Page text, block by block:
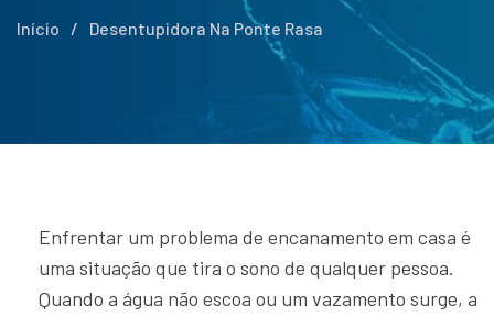
Início / Desentupidora Na Ponte Rasa
Enfrentar um problema de encanamento em casa é
uma situação que tira o sono de qualquer pessoa.
Quando a água não escoa ou um vazamento surge, a